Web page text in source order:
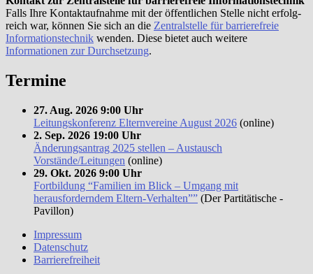
Falls Ihre Kontaktaufnahme mit der öffent­li­chen Stelle nicht erfolg­
reich war, kön­nen Sie sich an die Zentralstelle für bar­rie­re­freie
Informationstechnik wen­den. Diese bie­tet auch wei­te­re
Informationen zur Durchsetzung.
Termine
27. Aug. 2026 9:00 Uhr
Leitungskonferenz Elternvereine August 2026 (online)
2. Sep. 2026 19:00 Uhr
Änderungsantrag 2025 stellen – Austausch
Vorstände/Leitungen (online)
29. Okt. 2026 9:00 Uhr
Fortbildung “Familien im Blick – Umgang mit
herausforderndem Eltern-Verhalten”” (Der Partitätische -
Pavillon)
Impressum
Datenschutz
Barrierefreiheit